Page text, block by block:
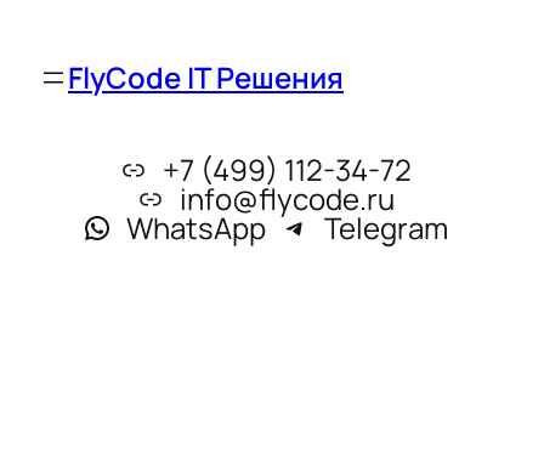
FlyCode IT Решения
+7 (499) 112-34-72
info@flycode.ru
WhatsApp Telegram